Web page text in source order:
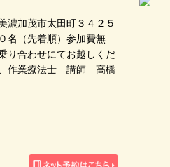
加茂市太田町３４２５
名（先着順）参加費無
り合わせにてお越しくだ
作業療法士 講師 高橋